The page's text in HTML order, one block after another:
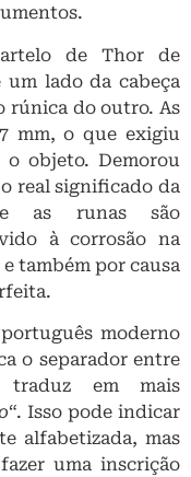
de Thor de
lado da cabeça
rúnica do outro. As
mm, o que exigiu
o objeto. Demorou
real significado da
as runas são
à corrosão na
também por causa
moderno
o separador entre
em mais
“. Isso pode indicar
alfabetizada, mas
uma inscrição